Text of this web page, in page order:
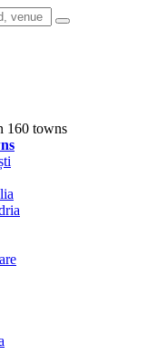
160 towns